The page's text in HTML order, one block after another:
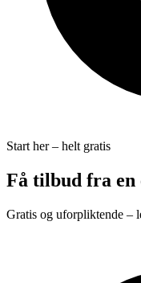
Start her – helt gratis
Få tilbud fra
Gratis og uforpliktende –